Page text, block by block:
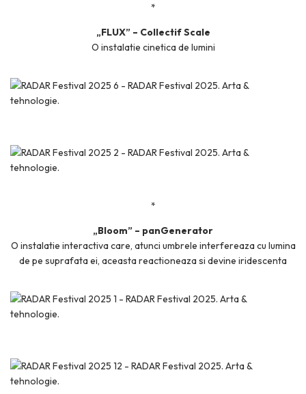
*
„FLUX” – Collectif Scale
O instalatie cinetica de lumini
*
„Bloom” – panGenerator
O instalatie interactiva care, atunci umbrele interfereaza cu lumina
de pe suprafata ei, aceasta reactioneaza si devine iridescenta